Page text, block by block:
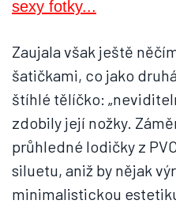
Zaujala však ještě
šatičkami, co jako
štíhlé tělíčko:
zdobily její nožky.
průhledné lodičky z
siluetu, aniž by nějak
minimalistickou